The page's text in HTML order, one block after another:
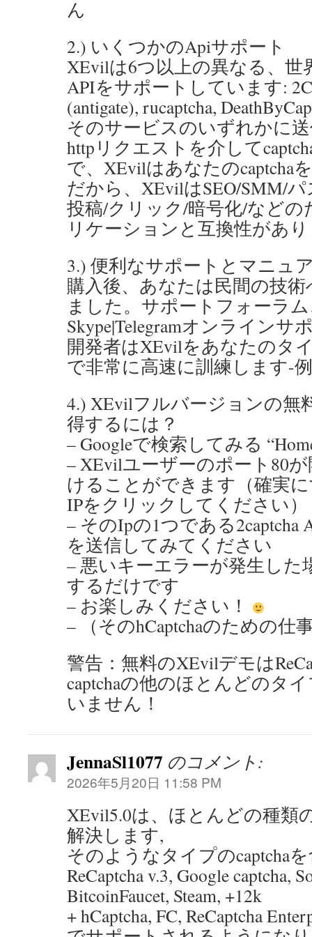
ん
2.) いくつかのApiサポート
XEvilは6つ以上の異なる、
APIをサポートしています:
(antigate), rucaptcha,
そのサービスのいずれかに
httpリクエストを介して
で、XEvilはあなたのcaptcha
だから、XEvilはSEO/SMM/
投稿/クリック/暗号化/など
リケーションと互換性があ
3.) 便利なサポートとマニュ
購入後、あなたは民間の技
ました。サポートフォーラ
Skype|Telegramオンラインサ
開発者はXEvilをあなたのタ
で非常に高速に訓練します-
4.) XEvilフルバージョンの無
得するには？
– Googleで検索してみる
– XEvilユーザーのポート80
けることができます（確実
IPをクリックしてください）
– そのIpの1つである2captcha
を送信してみてください
– 悪いキーエラーが発生した
するだけです
– お楽しみください！
– （そのhCaptchaのための仕
警告：無料のXEvilデモは
captchaの他のほとんどのタ
いません！
JennaSl1077 のコメント:
2026年5月20日 11:58 PM
XEvil5.0は、ほとんどの種類
解決します,
そのようなタイプのcaptchaを
ReCaptcha v.3, Google captcha,
BitcoinFaucet, Steam, +12k
+ hCaptcha, FC, ReCaptcha